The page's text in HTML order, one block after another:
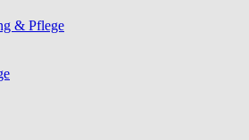
& Pflege